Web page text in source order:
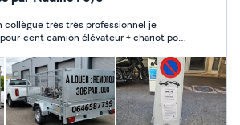
39 prix 200 euro
collègue très très professionnel je
cent camion élévateur + chariot pour
eux très très à l écoute une
sincèrement merci il m’ont même
a leur place de pièces vraiment super